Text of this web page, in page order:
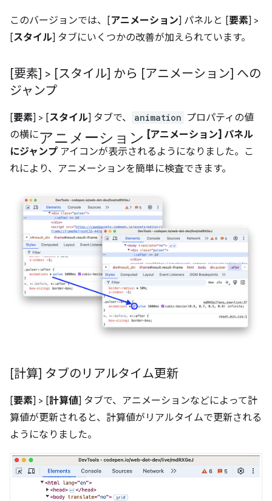
このバージョンでは、[アニメーション] パネルと [要素] >
[スタイル] タブにいくつかの改善が加えられています。
[要素] > [スタイル] から [アニメーション] への
ジャンプ
[要素] > [スタイル] タブで、 animation プロパティの値
の横にアニメーション [アニメーション] パネル
にジャンプ アイコンが表示されるようになりました。こ
れにより、アニメーションを簡単に検査できます。
[計算] タブのリアルタイム更新
[要素] > [計算値] タブで、アニメーションなどによって計
算値が更新されると、計算値がリアルタイムで更新される
ようになりました。